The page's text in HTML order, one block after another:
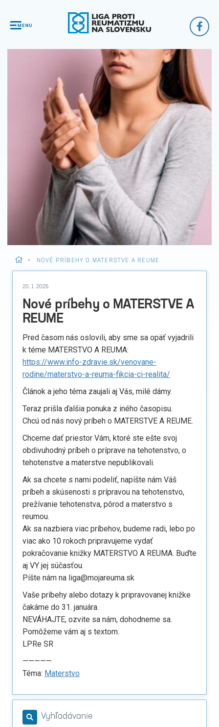
> NOVÉ PRÍBEHY O MATERSTVE A REUME
20. 1. 2025
Nové príbehy o MATERSTVE A
REUME
Pred časom nás oslovili, aby sme sa opäť vyjadrili
k téme MATERSTVO A REUMA:
https://www.info-zdravie.sk/venovane-
rodine/materstvo-a-reuma-fikcia-ci-realita/
Článok a jeho téma zaujali aj Vás, milé dámy.
Teraz prišla ďalšia ponuka z iného časopisu.
Chcú od nás nový príbeh o MATERSTVE A REUME.
Chceme dať priestor Vám, ktoré ste ešte svoj
obdivuhodný príbeh o príprave na tehotenstvo, o
tehotenstve a materstve nepublikovali.
Ak sa chcete s nami podeliť, napíšte nám Váš
príbeh a skúsenosti s prípravou na tehotenstvo,
prežívanie tehotenstva, pôrod a materstvo s
reumou.
Ak sa nazbiera viac príbehov, budeme radi, lebo po
viac ako 10 rokoch pripravujeme vydať
pokračovanie knižky MATERSTVO A REUMA. Buďte
aj VY jej súčasťou.
Píšte nám na liga@mojareuma.sk
Vaše príbehy alebo dotazy k pripravovanej knižke
čakáme do 31. januára.
NEVÁHAJTE, ozvite sa nám, dohodneme sa.
Pomôžeme vám aj s textom.
LPRe SR
—————
Téma: Materstvo
Vyhľadávanie